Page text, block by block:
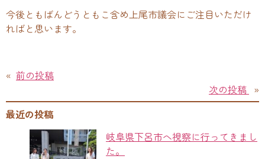
今後ともばんどうともこ含め上尾市議会にご注目いただけ
ればと思います。
« 前の投稿
次の投稿 »
最近の投稿
岐阜県下呂市へ視察に行ってきまし
た。